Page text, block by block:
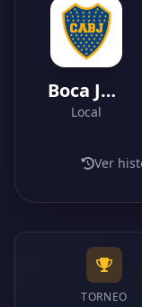
Boca Juniors
Local
Ver
TORNEO